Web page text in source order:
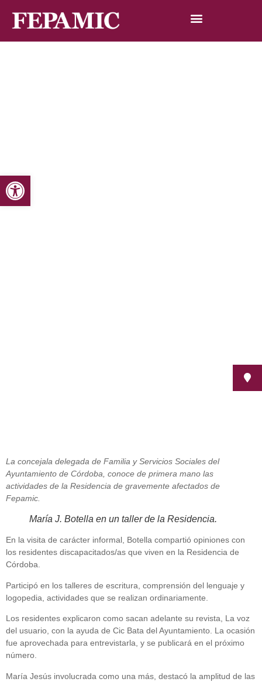
Abrir barra de herramientas
Inicio
La concejala delegada de Familia y Servicios Sociales del
Ayuntamiento de Córdoba, conoce de primera mano las
actividades de la Residencia de gravemente afectados de
Fepamic.
María J. Botella en un taller de la Residencia.
En la visita de carácter informal, Botella compartió opiniones con
los residentes discapacitados/as que viven en la Residencia de
Córdoba.
Participó en los talleres de escritura, comprensión del lenguaje y
logopedia, actividades que se realizan ordinariamente.
Los residentes explicaron como sacan adelante su revista, La voz
del usuario, con la ayuda de Cic Bata del Ayuntamiento. La ocasión
fue aprovechada para entrevistarla, y se publicará en el próximo
número.
María Jesús involucrada como una más, destacó la amplitud de las